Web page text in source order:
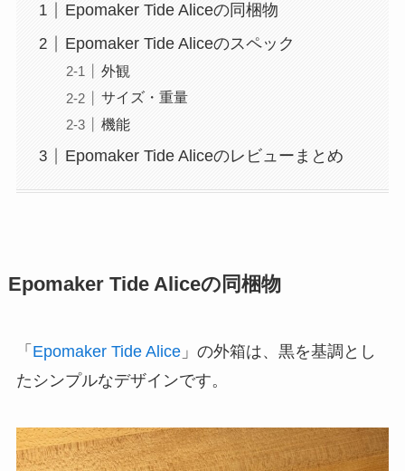
Epomaker Tide Aliceの同梱物
Epomaker Tide Aliceのスペック
外観
サイズ・重量
機能
Epomaker Tide Aliceのレビューまとめ
Epomaker Tide Aliceの同梱物
「 Epomaker Tide Alice」の外箱は、黒を基調とし
たシンプルなデザインです。